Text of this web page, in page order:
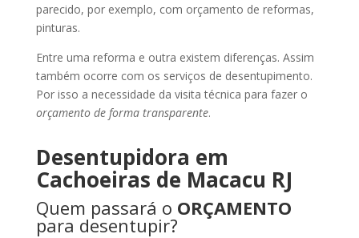
parecido, por exemplo, com orçamento de reformas,
pinturas.
Entre uma reforma e outra existem diferenças. Assim
também ocorre com os serviços de desentupimento.
Por isso a necessidade da visita técnica para fazer o
orçamento de forma transparente.
Desentupidora em
Cachoeiras de Macacu RJ
Quem passará o ORÇAMENTO
para desentupir?